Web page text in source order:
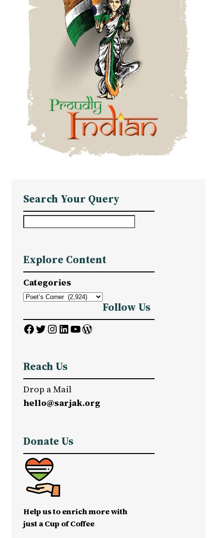
Search Your Query
r
c
h
Explore Content
Categories
Follow Us
Facebook Twitter InstagramLinkedIn YouTube WordPress
Reach Us
Drop a Mail
hello@sarjak.org
Donate Us
Help us to enrich more with
just a Cup of Coffee